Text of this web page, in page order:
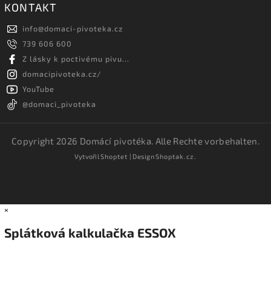
KONTAKT
info@domaci-pivoteka.cz
739 606 600
Z lásky k poctivému pivu...
domacipivoteka.cz/
YouTube
@domaci_pivoteka
Copyright 2026 Domácí pivotéka. Alle Rechte vorbehalten.
VytvořilShoptet | DesignShoptak.cz.
×
Splátková kalkulačka ESSOX